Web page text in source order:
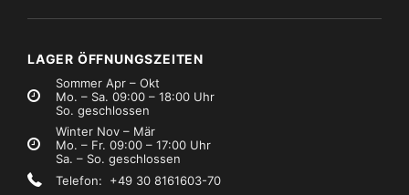
LAGER ÖFFNUNGSZEITEN
Sommer Apr – Okt
Mo. – Sa. 09:00 – 18:00 Uhr
So. geschlossen
Winter Nov – Mär
Mo. – Fr. 09:00 – 17:00 Uhr
Sa. – So. geschlossen
Telefon: +49 30 8161603-70